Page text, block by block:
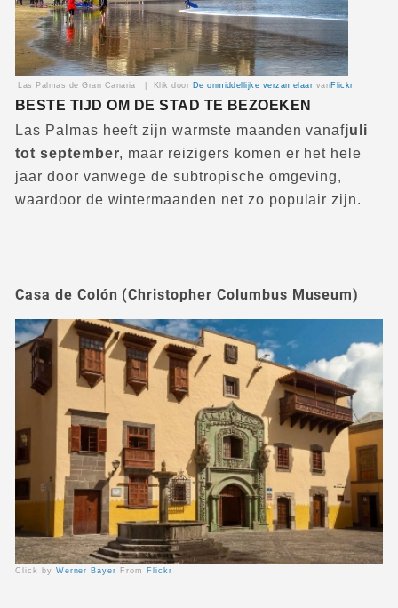
Las Palmas de Gran Canaria | Klik door De onmiddellijke verzamelaar vanFlickr
BESTE TIJD OM DE STAD TE BEZOEKEN
Las Palmas heeft zijn warmste maanden vanafjuli
tot september, maar reizigers komen er het hele
jaar door vanwege de subtropische omgeving,
waardoor de wintermaanden net zo populair zijn.
Click by Werner Bayer From Flickr
Casa de Colón (Christopher Columbus Museum)